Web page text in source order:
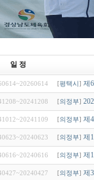
일 정
[평택시 ] 제
[의정부]
[의정부] 제
[의정부] 제
[의정부] 제
[의정부] 제